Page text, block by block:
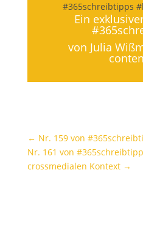
#365schreibtipps
Ein
von Julia
← Nr. 159 von
Nr. 161 von
crossmedialen Kontext→